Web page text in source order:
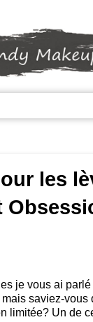
les
je vous ai
mais saviez-vous
limitée? Un de